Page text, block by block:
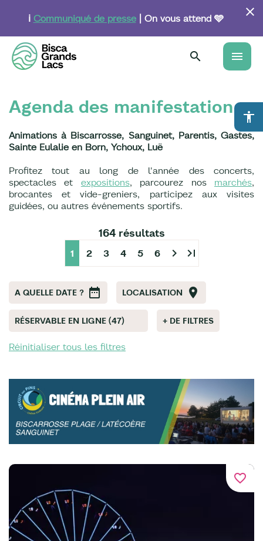
principal
ℹ️ Communiqué de presse| On vous attend 🩵
menu
accessibility
Agenda des manifestations
Animations à Biscarrosse, Sanguinet, Parentis, Gastes,
Sainte Eulalie en Born, Ychoux, Luë
Profitez tout au long de l'année des concerts,
spectacles et expositions, parcourez nos marchés,
brocantes et vide-greniers, participez aux visites
guidées, ou autres événements sportifs.
164 résultats
1 2 3 4 5 6 chevron_right last_page
A QUELLE DATE ? LOCALISATION
RÉSERVABLE EN LIGNE (47) + DE FILTRES
Réinitialiser tous les filtres
favorite_border